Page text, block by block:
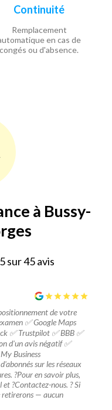
Continuité
Remplacement
en cas de
congés ou d'absence.
à Bussy-
sur 45 avis
de votre
✅ Google Maps
✅ Trustpilot ✅ BBB ✅
d'un avis négatif ✅
Business
sur les réseaux
?Pour en savoir plus,
?Contactez-nous. ? Si
retirerons — aucun